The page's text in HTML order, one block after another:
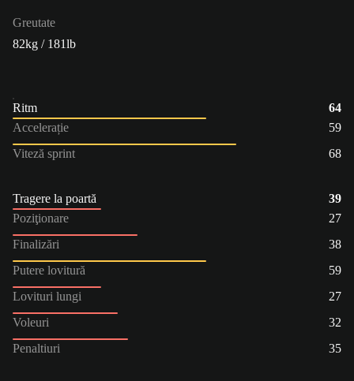
Greutate
82kg / 181lb
Ritm
64
Accelerație
59
Viteză sprint
68
Tragere la poartă
39
Poziţionare
27
Finalizări
38
Putere lovitură
59
Lovituri lungi
27
Voleuri
32
Penaltiuri
35